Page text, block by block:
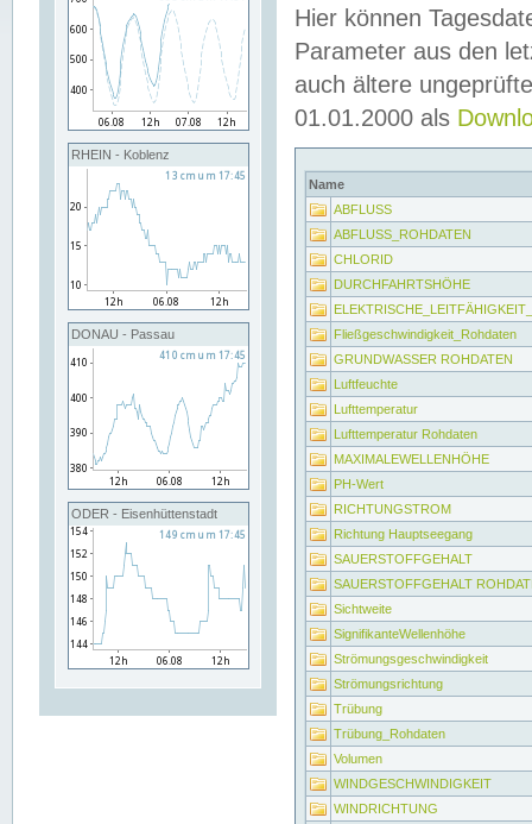
RHEIN - Koblenz
DONAU - Passau
ODER - Eisenhüttenstadt
Hier können
Parameter aus den
auch ältere
01.01.2000 als
Name
ABFLUSS
ABFLUSS_ROHDATEN
CHLORID
DURCHFAHRTSHÖHE
Fließgeschwindigkeit_Rohdaten
GRUNDWASSER ROHDATEN
Luftfeuchte
Lufttemperatur
Lufttemperatur Rohdaten
MAXIMALEWELLENHÖHE
PH-Wert
RICHTUNGSTROM
Richtung Hauptseegang
SAUERSTOFFGEHALT
SAUERSTOFFGEHALT
Sichtweite
SignifikanteWellenhöhe
Strömungsgeschwindigkeit
Strömungsrichtung
Trübung
Trübung_Rohdaten
Volumen
WINDGESCHWINDIGKEIT
WINDRICHTUNG